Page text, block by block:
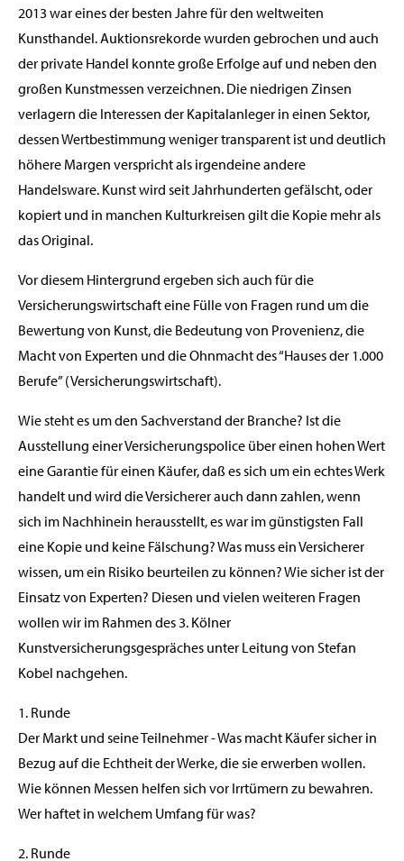
2013 war eines der besten Jahre für den weltweiten
Kunsthandel. Auktionsrekorde wurden gebrochen und auch
der private Handel konnte große Erfolge auf und neben den
großen Kunstmessen verzeichnen. Die niedrigen Zinsen
verlagern die Interessen der Kapitalanleger in einen Sektor,
dessen Wertbestimmung weniger transparent ist und deutlich
höhere Margen verspricht als irgendeine andere
Handelsware. Kunst wird seit Jahrhunderten gefälscht, oder
kopiert und in manchen Kulturkreisen gilt die Kopie mehr als
das Original.
Vor diesem Hintergrund ergeben sich auch für die
Versicherungswirtschaft eine Fülle von Fragen rund um die
Bewertung von Kunst, die Bedeutung von Provenienz, die
Macht von Experten und die Ohnmacht des “Hauses der 1.000
Berufe” (Versicherungswirtschaft).
Wie steht es um den Sachverstand der Branche? Ist die
Ausstellung einer Versicherungspolice über einen hohen Wert
eine Garantie für einen Käufer, daß es sich um ein echtes Werk
handelt und wird die Versicherer auch dann zahlen, wenn
sich im Nachhinein herausstellt, es war im günstigsten Fall
eine Kopie und keine Fälschung? Was muss ein Versicherer
wissen, um ein Risiko beurteilen zu können? Wie sicher ist der
Einsatz von Experten? Diesen und vielen weiteren Fragen
wollen wir im Rahmen des 3. Kölner
Kunstversicherungsgespräches unter Leitung von Stefan
Kobel nachgehen.
1. Runde
Der Markt und seine Teilnehmer - Was macht Käufer sicher in
Bezug auf die Echtheit der Werke, die sie erwerben wollen.
Wie können Messen helfen sich vor Irrtümern zu bewahren.
Wer haftet in welchem Umfang für was?
2. Runde